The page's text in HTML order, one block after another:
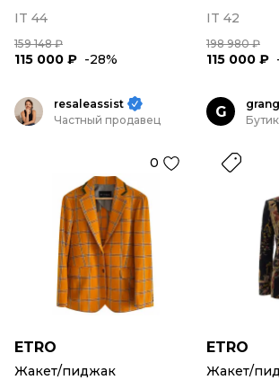
IT 44
159 148 ₽
115 000 ₽ -28%
IT 42
198 980 ₽
115 000 ₽
resaleassist
Частный продавец
0
ETRO
Жакет/пиджак
G
Бутик
ETRO
Жакет/